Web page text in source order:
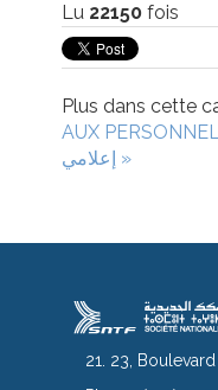
Lu 22150 fois
Plus dans cette
AUX
إعلامي »
21. 23,